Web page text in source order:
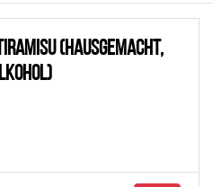
(Hausgemacht,